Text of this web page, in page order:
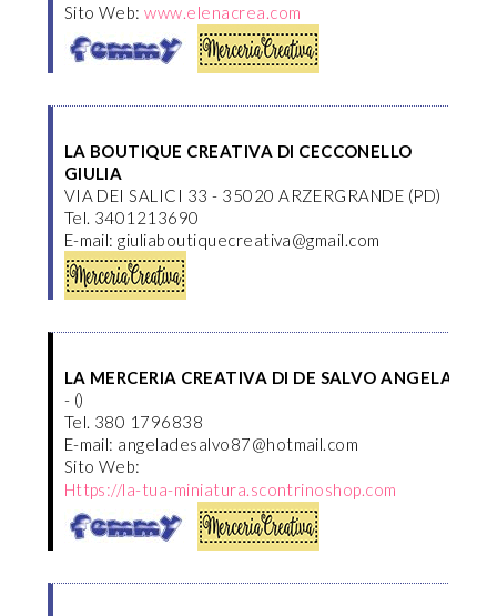
Sito Web:www.elenacrea.com
LA BOUTIQUE CREATIVA DI CECCONELLO
GIULIA
VIA DEI SALICI 33 - 35020 ARZERGRANDE (PD)
Tel. 3401213690
E-mail: giuliaboutiquecreativa@gmail.com
LA MERCERIA CREATIVA DI DE SALVO ANGELA
- ()
Tel. 380 1796838
E-mail: angeladesalvo87@hotmail.com
Sito Web:
Https://la-tua-miniatura.scontrinoshop.com